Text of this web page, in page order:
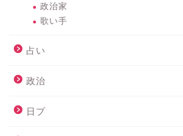
政治家
歌い手
占い
政治
日プ